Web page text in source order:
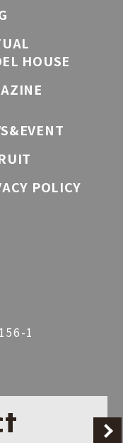
HOUSE
POLICY
1